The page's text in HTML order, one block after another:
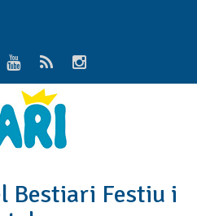
Bestiari Festiu i